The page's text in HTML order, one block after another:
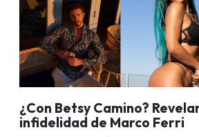
¿Con Betsy Camino?
infidelidad de Marco Ferri